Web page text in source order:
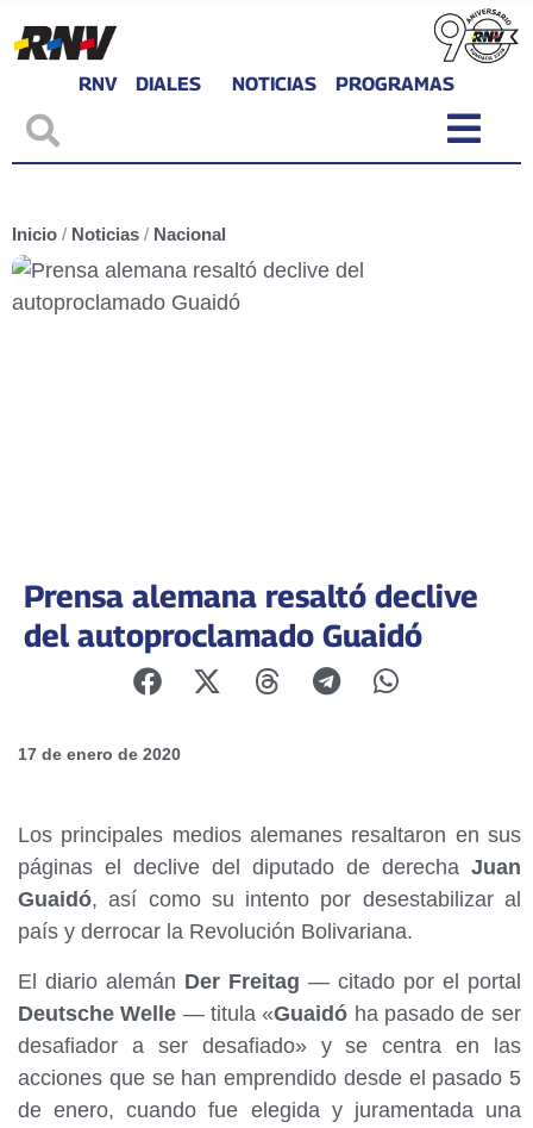
RNV DIALES NOTICIAS PROGRAMAS
Inicio / Noticias / Nacional
Prensa alemana resaltó declive
del autoproclamado Guaidó
17 de enero de 2020
Los principales medios alemanes resaltaron en sus
páginas el declive del diputado de derecha Juan
Guaidó, así como su intento por desestabilizar al
país y derrocar la Revolución Bolivariana.
El diario alemán Der Freitag — citado por el portal
Deutsche Welle — titula «Guaidó ha pasado de ser
desafiador a ser desafiado» y se centra en las
acciones que se han emprendido desde el pasado 5
de enero, cuando fue elegida y juramentada una